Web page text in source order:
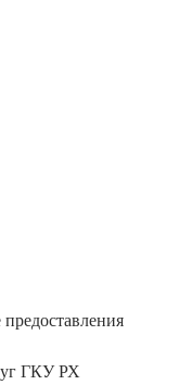
ГКУ РХ